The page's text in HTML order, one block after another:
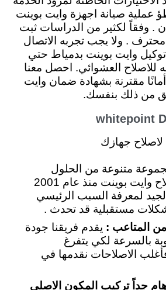
عملية صيانة اجهزة وايت بوينت
. وفقاً لكثير من الدراسات ثبت
. ولا يجب تجربه الاتصال
وايت بوينت بدمياط حتي
للاصلاح العشوائي. احصل معنا
مقترنة بشهادة ضمان وايت
من ذلك بنفسك.
whitepoint
لاصلاح جهازك
متنوعة من الحلول
الفعالة لخدمات إصلاح وايت بوينت منذ عام 2001
لمعرفة السبب الرئيسي
مستقبلية قد تحدث .
المتاعب : يقدم فريقنا جودة
بالسرعة لكي يتفرغ
الاصلاحات نقدمها في
هام جداً تركيب المكون الاصلي